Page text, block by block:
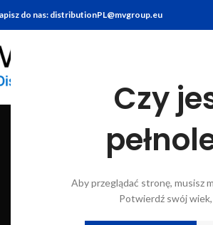
Czy
Aby przeglądać stronę, musisz
Potwierdź swój
do nas: distributionPL@mvgroup.eu
7 Products10 Products22 Products7